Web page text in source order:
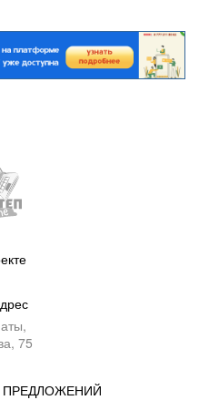
75
ПРЕДЛОЖЕНИЙ